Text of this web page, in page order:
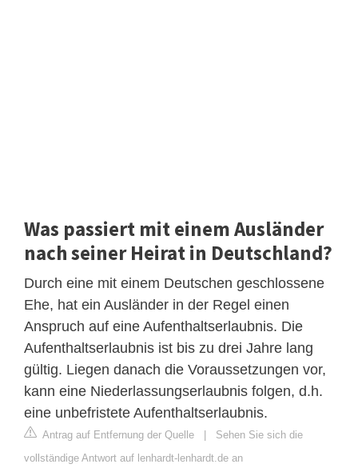
Was passiert mit einem Ausländer
nach seiner Heirat in Deutschland?
Durch eine mit einem Deutschen geschlossene
Ehe, hat ein Ausländer in der Regel einen
Anspruch auf eine Aufenthaltserlaubnis. Die
Aufenthaltserlaubnis ist bis zu drei Jahre lang
gültig. Liegen danach die Voraussetzungen vor,
kann eine Niederlassungserlaubnis folgen, d.h.
eine unbefristete Aufenthaltserlaubnis.
Antrag auf Entfernung der Quelle | Sehen Sie sich die
vollständige Antwort auf lenhardt-lenhardt.de an